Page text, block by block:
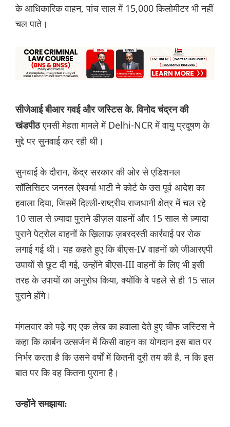
के आधिकारिक वाहन, पांच साल में 15,000 किलोमीटर भी नहीं
चल पाते।
सीजेआई बीआर गवई और जस्टिस के. विनोद चंद्रन की
खंडपीठएमसी मेहता मामले में Delhi-NCR में वायु प्रदूषण के
मुद्दे पर सुनवाई कर रही थी।
सुनवाई के दौरान, केंद्र सरकार की ओर से एडिशनल
सॉलिसिटर जनरल ऐश्वर्या भाटी ने कोर्ट के उस पूर्व आदेश का
हवाला दिया, जिसमें दिल्ली-राष्ट्रीय राजधानी क्षेत्र में चल रहे
10 साल से ज़्यादा पुराने डीज़ल वाहनों और 15 साल से ज़्यादा
पुराने पेट्रोल वाहनों के ख़िलाफ़ ज़बरदस्ती कार्रवाई पर रोक
लगाई गई थी। यह कहते हुए कि बीएस-IV वाहनों को जीआरएपी
उपायों से छूट दी गई, उन्होंने बीएस-III वाहनों के लिए भी इसी
तरह के उपायों का अनुरोध किया, क्योंकि वे पहले से ही 15 साल
पुराने होंगे।
मंगलवार को पढ़े गए एक लेख का हवाला देते हुए चीफ जस्टिस ने
कहा कि कार्बन उत्सर्जन में किसी वाहन का योगदान इस बात पर
निर्भर करता है कि उसने वर्षों में कितनी दूरी तय की है, न कि इस
बात पर कि वह कितना पुराना है।
उन्होंने समझाया: